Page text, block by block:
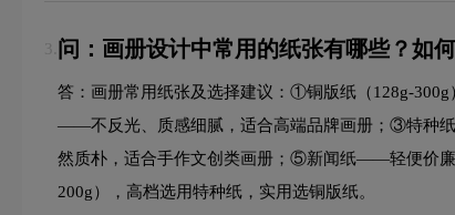
3. 问：画册设计中常用的纸张有哪些？如
答：画册常用纸张及选择建议：①铜版纸（128g-
——不反光、质感细腻，适合高端品牌画册；③特种
然质朴，适合手作文创类画册；⑤新闻纸——轻便价廉
200g），高档选用特种纸，实用选铜版纸。